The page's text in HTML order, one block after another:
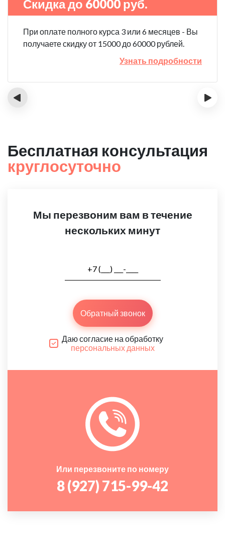
Скидка до 60000 руб.
При оплате полного курса 3 или 6 месяцев - Вы
получаете скидку от 15000 до 60000 рублей.
Узнать подробности
‹ ›
Бесплатная консультация
круглосуточно
Мы перезвоним вам в течение
нескольких минут
Обратный звонок
Даю согласие на обработку
персональных данных
Или перезвоните по номеру
8 (927) 715-99-42